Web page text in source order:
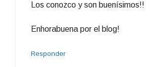
Los conozco y son buenísimos!!
Enhorabuena por el blog!
Responder